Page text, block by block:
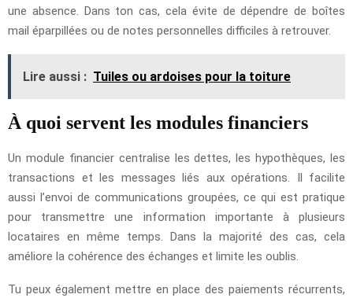
une absence. Dans ton cas, cela évite de dépendre de boîtes
mail éparpillées ou de notes personnelles difficiles à retrouver.
Lire aussi : Tuiles ou ardoises pour la toiture
À quoi servent les modules financiers
Un module financier centralise les dettes, les hypothèques, les
transactions et les messages liés aux opérations. Il facilite
aussi l’envoi de communications groupées, ce qui est pratique
pour transmettre une information importante à plusieurs
locataires en même temps. Dans la majorité des cas, cela
améliore la cohérence des échanges et limite les oublis.
Tu peux également mettre en place des paiements récurrents,